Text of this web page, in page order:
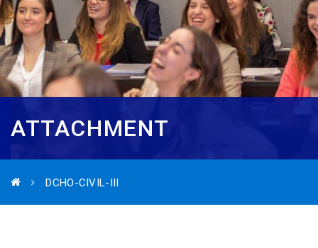
ATTACHMENT
DCHO-CIVIL-III